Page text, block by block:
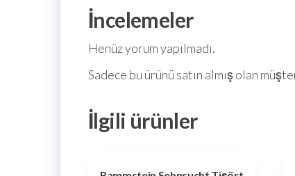
İncelemeler
Henüz yorum yapılmadı.
Sadece bu ürünü satın almış olan
İlgili ürünler